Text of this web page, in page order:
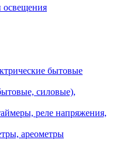
освещения
бытовые
силовые),
реле напряжения,
ареометры